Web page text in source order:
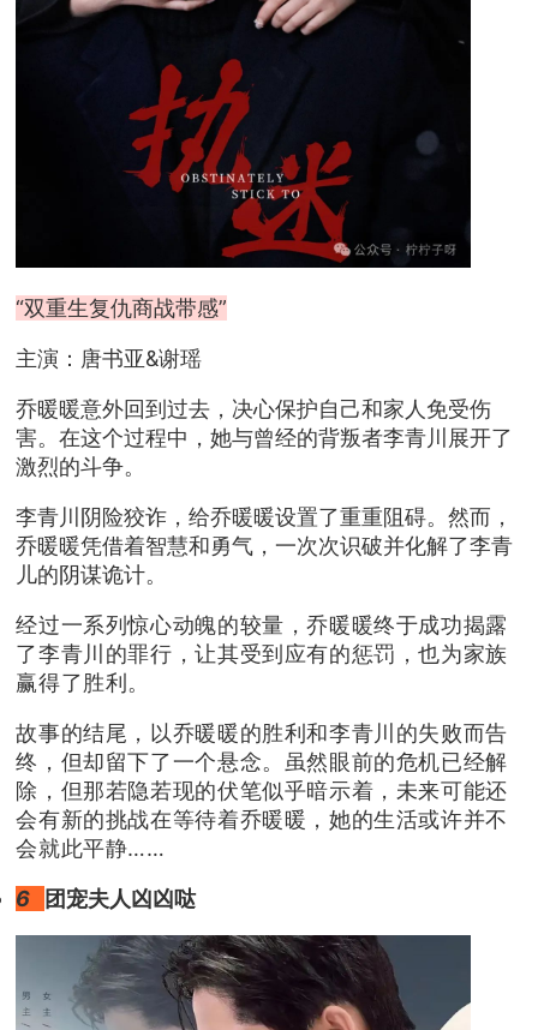
“双重生复仇商战带感”
主演：唐书亚&谢瑶
乔暖暖意外回到过去，决心保护自己和家人免受伤
害。在这个过程中，她与曾经的背叛者李青川展开了
激烈的斗争。
李青川阴险狡诈，给乔暖暖设置了重重阻碍。然而，
乔暖暖凭借着智慧和勇气，一次次识破并化解了李青
儿的阴谋诡计。
经过一系列惊心动魄的较量，乔暖暖终于成功揭露
了李青川的罪行，让其受到应有的惩罚，也为家族
赢得了胜利。
故事的结尾，以乔暖暖的胜利和李青川的失败而告
终，但却留下了一个悬念。虽然眼前的危机已经解
除，但那若隐若现的伏笔似乎暗示着，未来可能还
会有新的挑战在等待着乔暖暖，她的生活或许并不
会就此平静……
6 团宠夫人凶凶哒